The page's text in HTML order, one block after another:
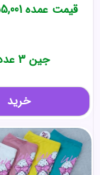
قیمت عمده
جین 3 عددی
خرید